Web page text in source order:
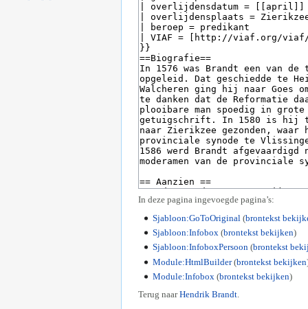
In deze pagina ingevoegde pagina’s:
Sjabloon:GoToOriginal (brontekst
Sjabloon:Infobox (brontekst bekijken)
Sjabloon:InfoboxPersoon(brontekst
Module:HtmlBuilder(brontekst bekijken
Module:Infobox (brontekst bekijken)
Terug naarHendrik Brandt.